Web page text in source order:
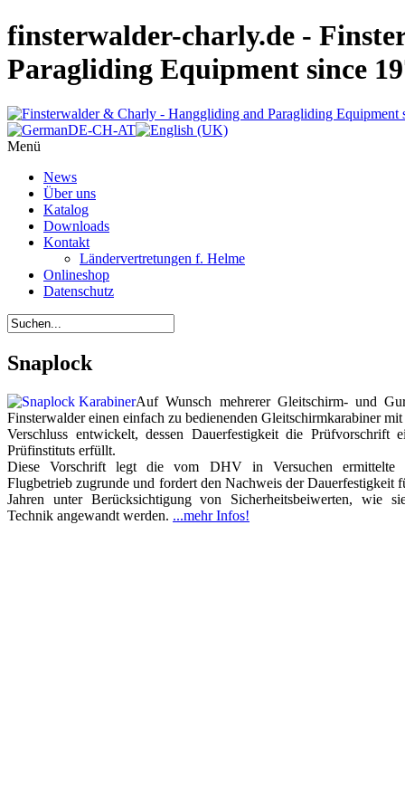
finsterwalder-charly.de -
Paragliding Equipment since
Menü
News
Über uns
Katalog
Downloads
Kontakt
Ländervertretungen f. Helme
Onlineshop
Datenschutz
Snaplock
Auf Wunsch mehrerer Gleitschirm- und
Finsterwalder einen einfach zu bedienenden Gleitschirmkarabiner
Verschluss entwickelt, dessen Dauerfestigkeit die Prüfvorschrift
Prüfinstituts erfüllt.
Diese Vorschrift legt die vom DHV in Versuchen ermittelte
Flugbetrieb zugrunde und fordert den Nachweis der Dauerfestigkeit
Jahren unter Berücksichtigung von Sicherheitsbeiwerten, wie
Technik angewandt werden. ...mehr Infos!